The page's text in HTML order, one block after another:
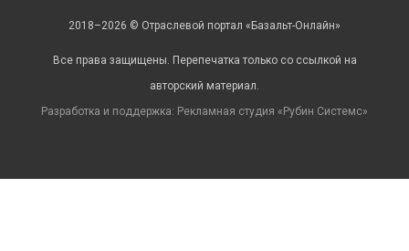
2018–2026 © Отраслевой портал «Базальт-Онлайн»
Все права защищены. Перепечатка только со ссылкой на
авторский материал.
Разработка и поддержка: Рекламная студия «Рубин Системс»